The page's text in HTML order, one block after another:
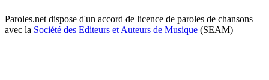
Paroles.net dispose d'un accord de licence de paroles de chansons
avec la Société des Editeurs et Auteurs de Musique (SEAM)